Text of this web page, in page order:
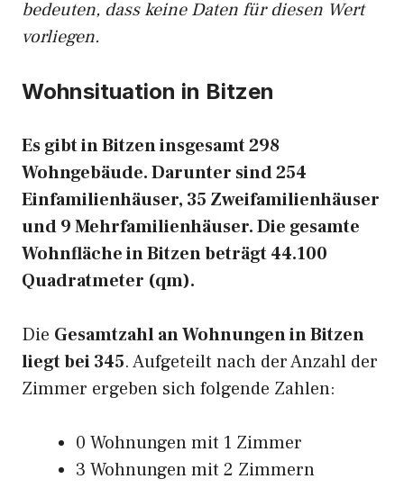
bedeuten, dass keine Daten für diesen Wert
vorliegen.
Wohnsituation in Bitzen
Es gibt in Bitzen insgesamt 298
Wohngebäude. Darunter sind 254
Einfamilienhäuser, 35 Zweifamilienhäuser
und 9 Mehrfamilienhäuser. Die gesamte
Wohnfläche in Bitzen beträgt 44.100
Quadratmeter (qm).
Die Gesamtzahl an Wohnungen in Bitzen
liegt bei 345. Aufgeteilt nach der Anzahl der
Zimmer ergeben sich folgende Zahlen:
0 Wohnungen mit 1 Zimmer
3 Wohnungen mit 2 Zimmern